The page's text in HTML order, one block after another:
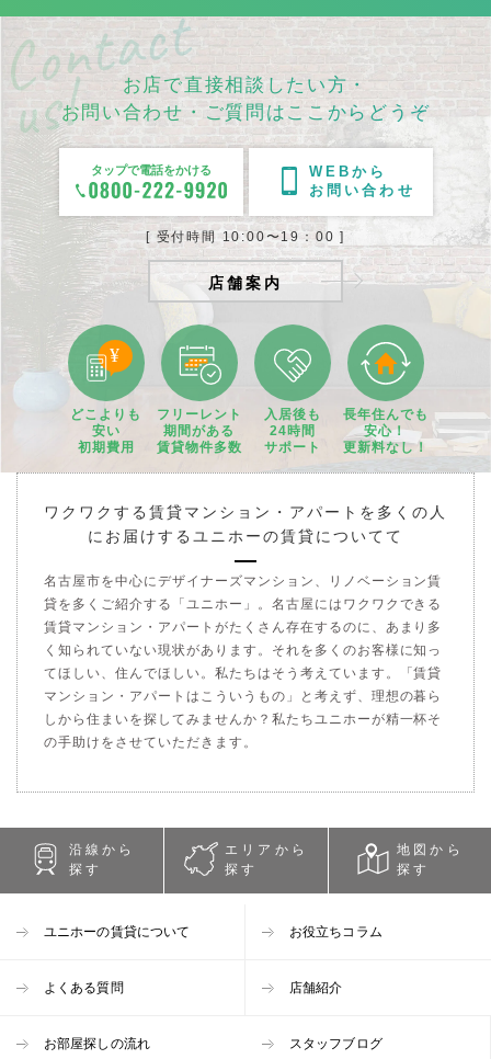
お店で直接相談したい方・
お問い合わせ・ご質問はここからどうぞ
タップで電話をかける
WEBから
お問い合わせ
[ 受付時間 10:00〜19：00 ]
店舗案内
どこよりも
安い
初期費用
フリーレント
期間がある
賃貸物件多数
入居後も
24時間
サポート
長年住んでも
安心！
更新料なし！
ワクワクする賃貸マンション・アパートを多くの人
にお届けするユニホーの賃貸についてて
名古屋市を中心にデザイナーズマンション、リノベーション賃
貸を多くご紹介する「ユニホー」。名古屋にはワクワクできる
賃貸マンション・アパートがたくさん存在するのに、あまり多
く知られていない現状があります。それを多くのお客様に知っ
てほしい、住んでほしい。私たちはそう考えています。「賃貸
マンション・アパートはこういうもの」と考えず、理想の暮ら
しから住まいを探してみませんか？私たちユニホーが精一杯そ
の手助けをさせていただきます。
沿線から
探す
エリアから
探す
地図から
探す
ユニホーの賃貸について お役立ちコラム
よくある質問 店舗紹介
お部屋探しの流れ スタッフブログ